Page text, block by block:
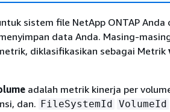
sistem file NetApp ONTAP
data Anda. Masing-
diklasifikasikan sebagai Metrik
adalah metrik kinerja per
dan. FileSystemId VolumeId